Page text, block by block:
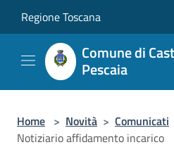
Regione Toscana
Comune di
Pescaia
Home > Novità > Comunicati
Notiziario affidamento incarico